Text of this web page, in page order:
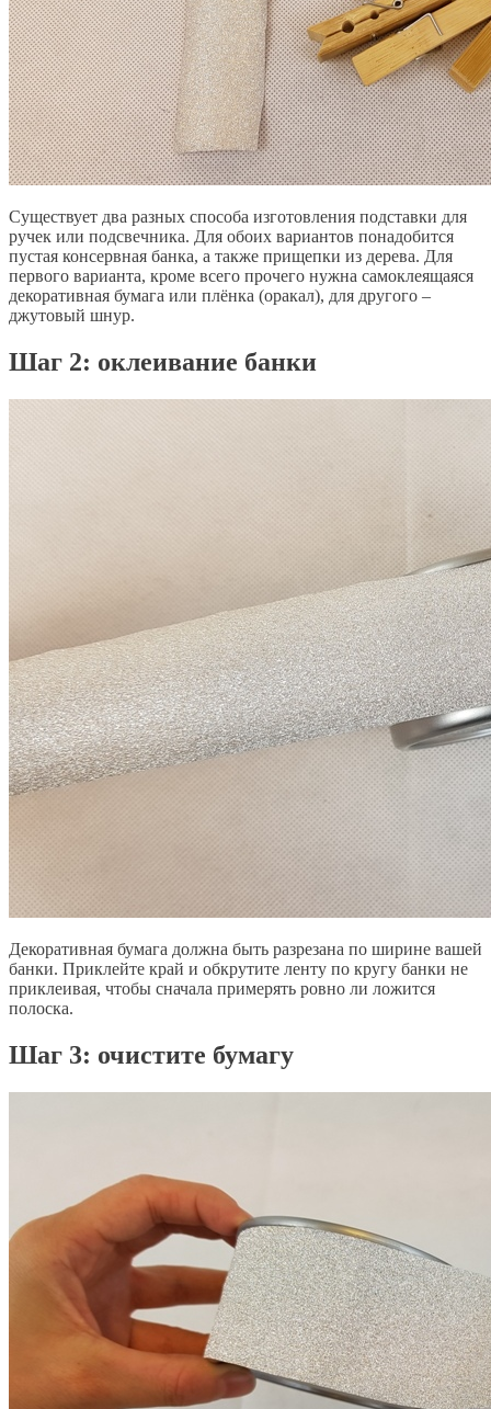
Существует два разных способа изготовления подставки для
ручек или подсвечника. Для обоих вариантов понадобится
пустая консервная банка, а также прищепки из дерева. Для
первого варианта, кроме всего прочего нужна самоклеящаяся
декоративная бумага или плёнка (оракал), для другого –
джутовый шнур.
​Шаг 2: оклеивание банки
Декоративная бумага должна быть разрезана по ширине вашей
банки. Приклейте край и обкрутите ленту по кругу банки не
приклеивая, чтобы сначала примерять ровно ли ложится
полоска.
​Шаг 3: очистите бумагу